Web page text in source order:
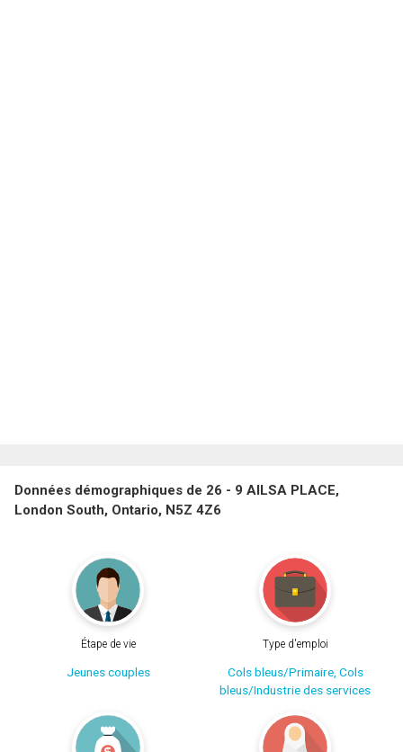
Données démographiques de 26 - 9 AILSA PLACE,
London South, Ontario, N5Z 4Z6
Étape de vie
Jeunes couples
Type d'emploi
Cols bleus/Primaire, Cols
bleus/Industrie des services